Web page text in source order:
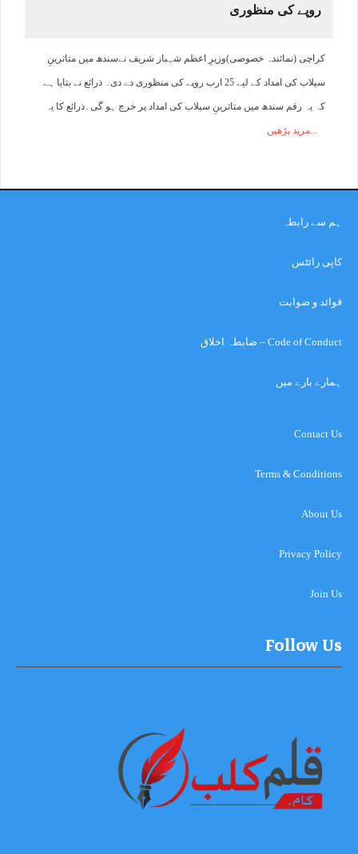
روپے کی منظوری
کراچی (نمائندہ خصوصی)وزیرِ اعظم شہباز شریف نےسندھ میں متاثرینِ
سیلاب کی امداد کے لیے 25 ارب روپے کی منظوری دے دی۔ ذرائع نے بتایا ہے
کہ یہ رقم سندھ میں متاثرینِ سیلاب کی امداد پر خرچ ہو گی۔ذرائع کا یہ
مزید پڑھیں
ہم سے رابطہ
کاپی رائٹس
قوائد و ضوابت
Code of Conduct – ضابطہ اخلاق
ہمارے بارے میں
Contact Us
Terms & Conditions
About Us
Privacy Policy
Join Us
Follow Us